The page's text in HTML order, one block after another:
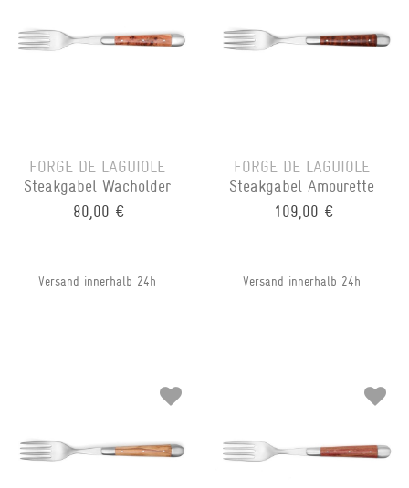
FORGE DE LAGUIOLE
Steakgabel Wacholder
80,00 €
Versand innerhalb 24h
FORGE DE LAGUIOLE
Steakgabel Amourette
109,00 €
Versand innerhalb 24h